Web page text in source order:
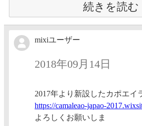
続きを読む
mixiユーザー
2018年09月14日
2017年より新設したカポエイ
https://camaleao-japao-2017.
よろしくお願いしま